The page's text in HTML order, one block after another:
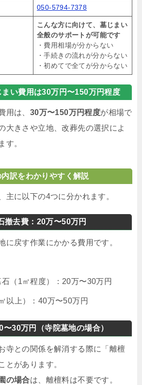
050-5794-7378
こんな方に向けて、墓じまい
全般のサポートが可能です
・費用相場が分からない
・手続きの流れが分からない
・初めてで全てが分からない
い費用は30万円〜150万円程度
用は、 30万〜150万円程度が相場で
大きさや立地、改葬先の選択によ
す。
訳をわかりやすく解説
主に以下の4つに分かれます。
撤去費：20万〜50万円
に戻す作業にかかる費用です。
（1㎡程度）：20万〜30万円
以上）：40万〜50万円
〜30万円（寺院墓地の場合）
寺との関係を解消する際に「離檀
とがあります。
の場合は、離檀料は不要です。